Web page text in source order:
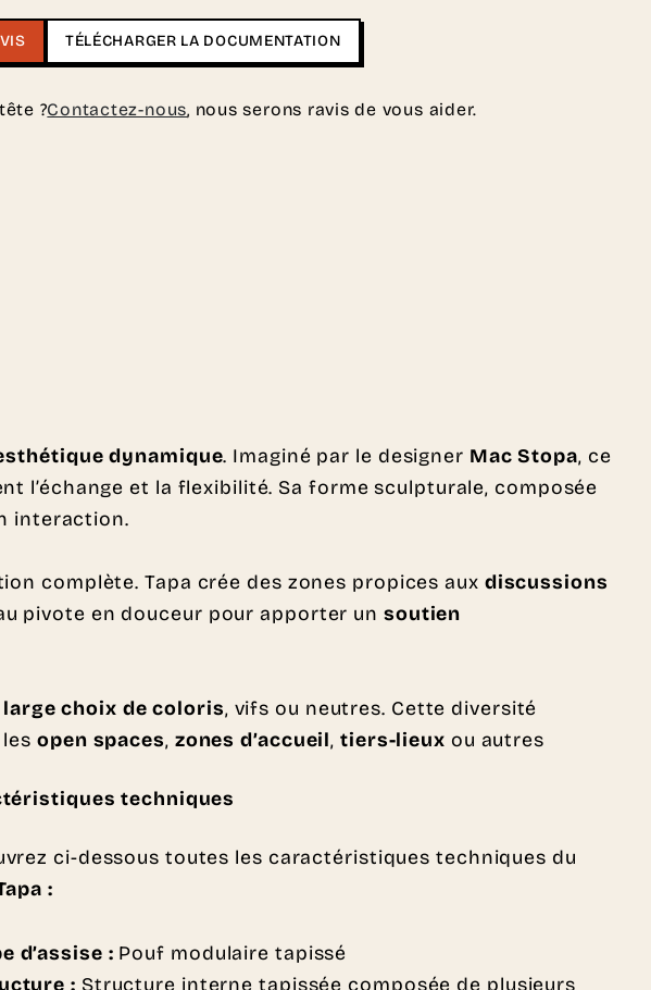
TÉLÉCHARGER LA DOCUMENTATION
?Contactez-nous, nous serons ravis de vous aider.
dynamique. Imaginé par le designer Mac Stopa, ce
l’échange et la flexibilité. Sa forme sculpturale, composée
interaction.
complète. Tapa crée des zones propices aux discussions
pivote en douceur pour apporter un soutien
large choix de coloris, vifs ou neutres. Cette diversité
lesopen spaces, zones d’accueil,tiers-lieux ou autres
techniques
ci-dessous toutes les caractéristiques techniques du
:
d’assise : Pouf modulaire tapissé
: Structure interne tapissée composée de plusieurs